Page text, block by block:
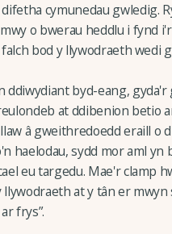
cymunedau gwledig.
o bwerau heddlu i fynd
bod y llywodraeth wedi
ddiwydiant byd-eang,
at ddibenion betio
â gweithredoedd eraill o
haelodau, sydd mor aml yn
eu targedu. Mae'r clamp
at y tân er
frys”.